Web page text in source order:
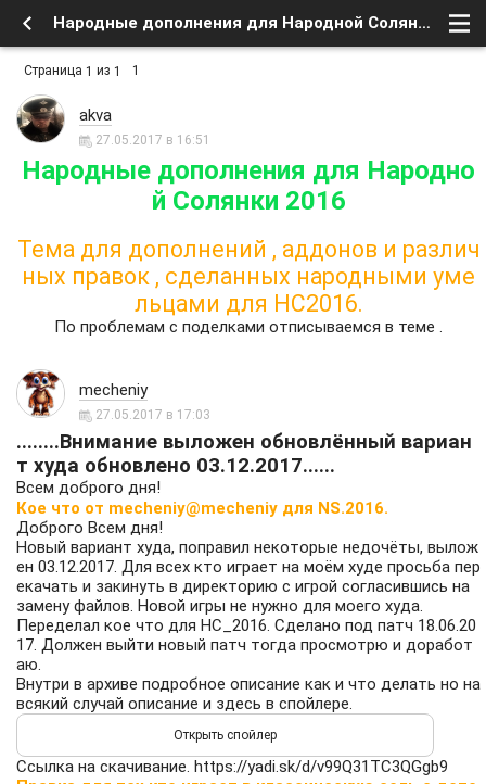
Народные дополнения для Народной Солянки 2016 - Форум
Страница 1 из 1 1
akva
27.05.2017 в 16:51
Народные дополнения для Народно
й Солянки 2016
Тема для дополнений , аддонов и различ
ных правок , сделанных народными уме
льцами для НС2016.
По проблемам с поделками отписываемся в теме .
mecheniy
27.05.2017 в 17:03
........Внимание выложен обновлённый вариан
т худа обновлено 03.12.2017......
Всем доброго дня!
Кое что от mecheniy@mecheniy для NS.2016.
Доброго Всем дня!
Новый вариант худа, поправил некоторые недочёты, вылож
ен 03.12.2017. Для всех кто играет на моём худе просьба пер
екачать и закинуть в директорию с игрой согласившись на
замену файлов. Новой игры не нужно для моего худа.
Переделал кое что для НС_2016. Сделано под патч 18.06.20
17. Должен выйти новый патч тогда просмотрю и доработ
аю.
Внутри в архиве подробное описание как и что делать но на
всякий случай описание и здесь в спойлере.
Ссылка на скачивание. https://yadi.sk/d/v99Q31TC3QGgb9